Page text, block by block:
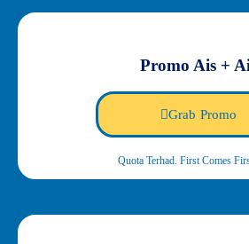
Promo Ais +
Grab Promo
Quota Terhad. First Comes